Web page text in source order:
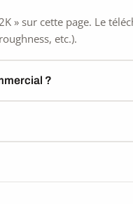
» sur cette page. Le
etc.).
?